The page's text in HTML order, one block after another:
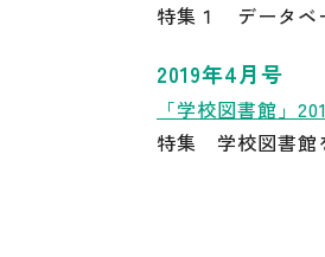
特集１ データベ
2019年4月号
「学校図書館」
特集 学校図書館